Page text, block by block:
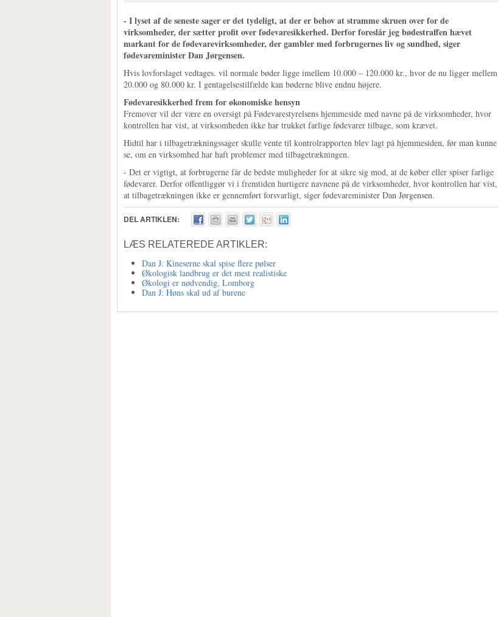
- I lyset af de seneste sager er det tydeligt, at der er behov at stramme skruen over for de
virksomheder, der sætter profit over fødevaresikkerhed. Derfor foreslår jeg bødestraffen hævet
markant for de fødevarevirksomheder, der gambler med forbrugernes liv og sundhed, siger
fødevareminister Dan Jørgensen.
Hvis lovforslaget vedtages. vil normale bøder ligge imellem 10.000 – 120.000 kr., hvor de nu ligger mellem
20.000 og 80.000 kr. I gentagelsestilfælde kan bøderne blive endnu højere.
Fødevaresikkerhed frem for økonomiske hensyn
Fremover vil der være en oversigt på Fødevarestyrelsens hjemmeside med navne på de virksomheder, hvor
kontrollen har vist, at virksomheden ikke har trukket farlige fødevarer tilbage, som krævet.
Hidtil har i tilbagetrækningssager skulle vente til kontrolrapporten blev lagt på hjemmesiden, før man kunne
se, om en virksomhed har haft problemer med tilbagetrækningen.
- Det er vigtigt, at forbrugerne får de bedste muligheder for at sikre sig mod, at de køber eller spiser farlige
fødevarer. Derfor offentliggør vi i fremtiden hurtigere navnene på de virksomheder, hvor kontrollen har vist,
at tilbagetrækningen ikke er gennemført forsvarligt, siger fødevareminister Dan Jørgensen.
DEL ARTIKLEN:
LÆS RELATEREDE ARTIKLER:
Dan J: Kineserne skal spise flere pølser
Økologisk landbrug er det mest realistiske
Økologi er nødvendig, Lomborg
Dan J: Høns skal ud af burene